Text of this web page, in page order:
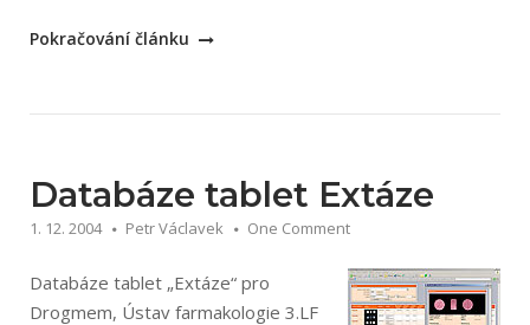
„Průvodce
Pokračování článku
Databáze tablet Extáze
1. 12. 2004 Petr Václavek One Comment
Databáze tablet „Extáze“ pro
Drogmem, Ústav farmakologie 3.LF